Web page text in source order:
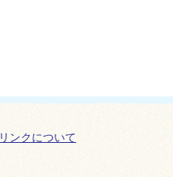
リンクについて